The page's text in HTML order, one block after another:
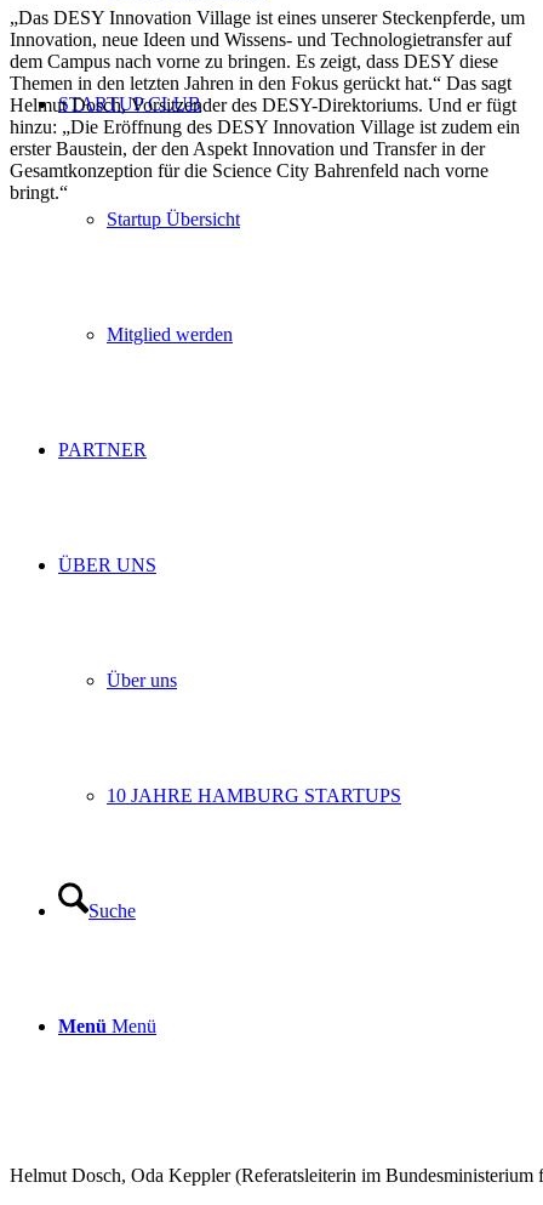
STARTUP CLUB
Startup Übersicht
Mitglied werden
PARTNER
ÜBER UNS
Über uns
10 JAHRE HAMBURG STARTUPS
Suche
Menü Menü
„Das DESY Innovation Village ist eines unserer Steckenpferde, um
Innovation, neue Ideen und Wissens- und Technologietransfer auf
dem Campus nach vorne zu bringen. Es zeigt, dass DESY diese
Themen in den letzten Jahren in den Fokus gerückt hat.“ Das sagt
Helmut Dosch, Vorsitzender des DESY-Direktoriums. Und er fügt
hinzu: „Die Eröffnung des DESY Innovation Village ist zudem ein
erster Baustein, der den Aspekt Innovation und Transfer in der
Gesamtkonzeption für die Science City Bahrenfeld nach vorne
bringt.“
Helmut Dosch, Oda Keppler (Referatsleiterin im